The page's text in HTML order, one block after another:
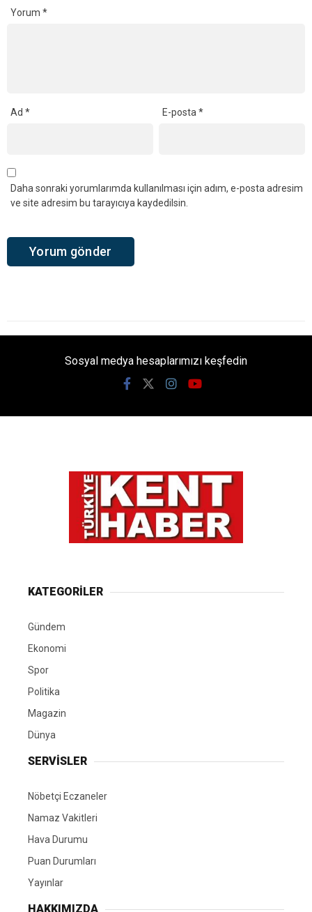
Yorum *
Ad * E-posta*
Daha sonraki yorumlarımda kullanılması için adım, e-posta adresim
ve site adresim bu tarayıcıya kaydedilsin.
Sessizliğin Gücü: Kibrin
nasıl çıkılacağını gayet iyi bilenlerdeniz. Bugün
susuyorsak; bu bir geri çekiliş değil, etrafımızdaki
gerçek dostları ve maskelerin arkasındaki asıl
yüzleri seçebilmek için geçtiğimiz bir
ya da çaresizlik sanmasın. Bizler, en dipten en
yükseğe nasıl çıkılacağını gayet iyi bilenlerdeniz.
Bugün susuyorsak; bu bir geri çekiliş değil,
geçtiğimiz bir imtihandır.
Giriş: 02-08-2026 20:09